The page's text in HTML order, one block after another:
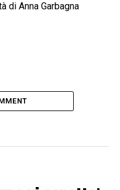
di Anna Garbagna